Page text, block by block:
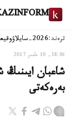
ترەند:2026-سايلاۋ
18:36, 10 مامىر 2017
شاعبان ايىنىڭ
بەرەكەتى